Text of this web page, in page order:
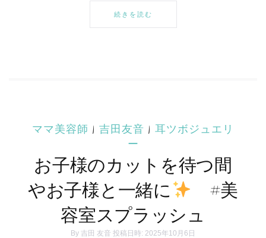
続きを読む
ママ美容師 | 吉田友音 | 耳ツボジュエリ
ー
お子様のカットを待つ間
やお子様と一緒に
#美
容室スプラッシュ
By 吉田 友音 投稿日時: 2025年10月6日